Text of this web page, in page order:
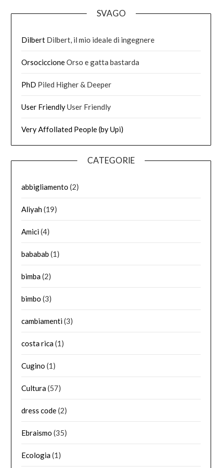
SVAGO
Dilbert Dilbert, il mio ideale di ingegnere
OrsociccioneOrso e gatta bastarda
PhD Piled Higher & Deeper
User FriendlyUser Friendly
Very Affollated People (by Upi)
CATEGORIE
abbigliamento (2)
Aliyah(19)
Amici(4)
bababab (1)
bimba(2)
bimbo (3)
cambiamenti(3)
costa rica(1)
Cugino (1)
Cultura(57)
dress code(2)
Ebraismo (35)
Ecologia(1)